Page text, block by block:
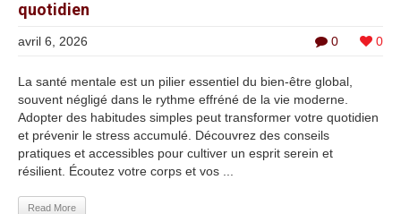
quotidien
0 0
avril 6, 2026
La santé mentale est un pilier essentiel du bien-être global,
souvent négligé dans le rythme effréné de la vie moderne.
Adopter des habitudes simples peut transformer votre quotidien
et prévenir le stress accumulé. Découvrez des conseils
pratiques et accessibles pour cultiver un esprit serein et
résilient. Écoutez votre corps et vos ...
Read More